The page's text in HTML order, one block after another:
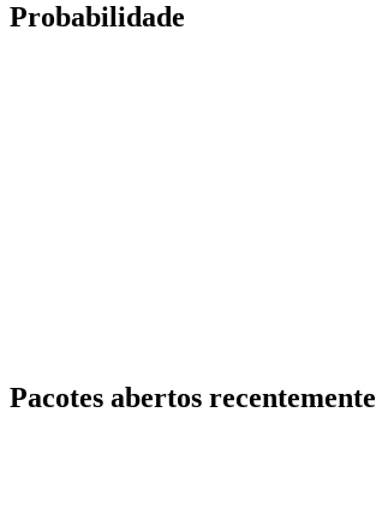
Probabilidade
Pacotes abertos recentemente